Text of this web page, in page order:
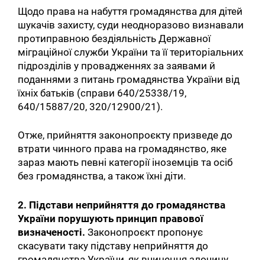
Пошук за запитом:
Щодо права на набуття громадянства для дітей
шукачів захисту, суди неодноразово визнавали
протиправною бездіяльність Державної
міграційної служби України та її територіальних
підрозділів у провадженнях за заявами й
поданнями з питань громадянства України від
їхніх батьків (справи 640/25338/19,
640/15887/20, 320/12900/21).
Отже, прийняття законопроєкту призведе до
втрати чинного права на громадянство, яке
зараз мають певні категорії іноземців та осіб
без громадянства, а також їхні діти.
2. Підстави неприйняття до громадянства
України порушують принцип правової
визначеності.Законопроєкт пропонує
скасувати таку підставу неприйняття до